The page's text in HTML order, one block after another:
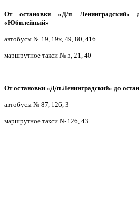
От остановки «Д/п Ленинградский»
«Юбилейный»
автобусы № 19, 19к, 49, 80, 416
маршрутное такси № 5, 21, 40
От остановки «Д/п Ленинградский» до
автобусы № 87, 126, 3
маршрутное такси № 126, 43